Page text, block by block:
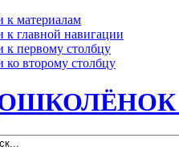
к материалам
к главной навигации
к первому столбцу
ко второму столбцу
-